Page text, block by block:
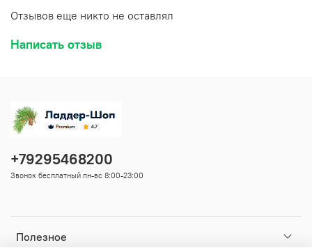
Отзывов еще никто не оставлял
Написать отзыв
Полезное
+79295468200
Звонок бесплатный пн-вс 8:00-23:00